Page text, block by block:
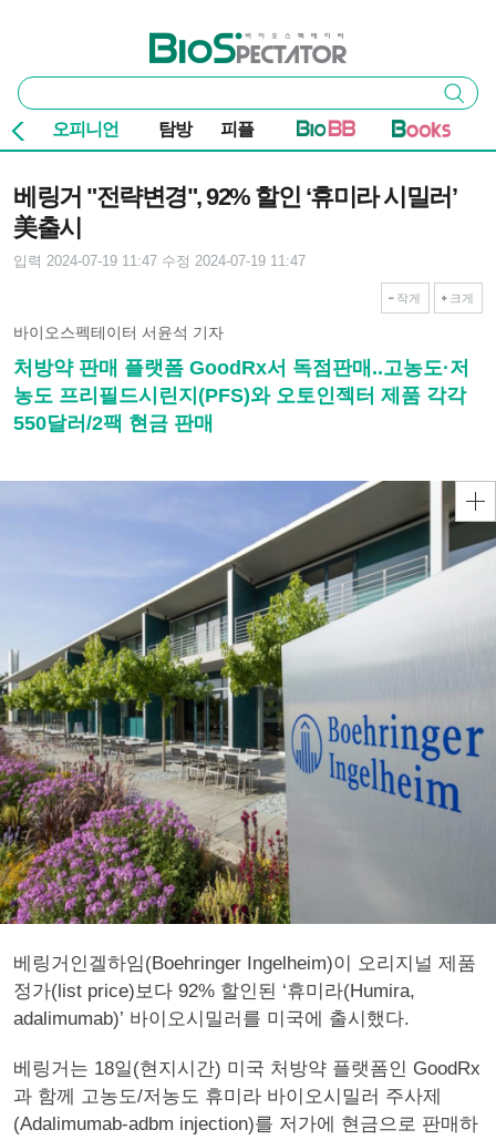
바이오스펙테이터
통
합
검
색
검색
오피니언 탐방 피플
베링거 "전략변경", 92% 할인 ‘휴미라 시밀러’
美출시
입력 2024-07-19 11:47 수정 2024-07-19 11:47
작게 크게
바이오스펙테이터 서윤석 기자
처방약 판매 플랫폼 GoodRx서 독점판매..고농도·저
농도 프리필드시린지(PFS)와 오토인젝터 제품 각각
550달러/2팩 현금 판매
베링거인겔하임(Boehringer Ingelheim)이 오리지널 제품
정가(list price)보다 92% 할인된 ‘휴미라(Humira,
adalimumab)’ 바이오시밀러를 미국에 출시했다.
베링거는 18일(현지시간) 미국 처방약 플랫폼인 GoodRx
과 함께 고농도/저농도 휴미라 바이오시밀러 주사제
(Adalimumab-adbm injection)를 저가에 현금으로 판매하